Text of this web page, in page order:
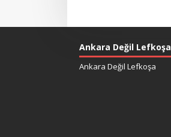
Ankara Değil Lefkoşa
Ankara Değil Lefkoşa